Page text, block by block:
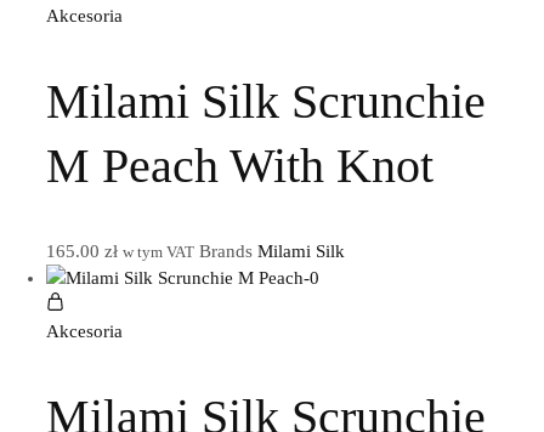
Akcesoria
Milami Silk Scrunchie
M Peach With Knot
165.00 zł w tym VATBrands Milami Silk
Akcesoria
Milami Silk Scrunchie